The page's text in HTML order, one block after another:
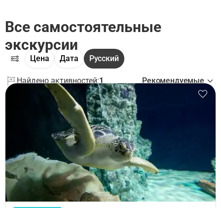
Все самостоятельные
экскурсии
Цена Дата Русский
Найдено активностей:1 Рекомендуемые